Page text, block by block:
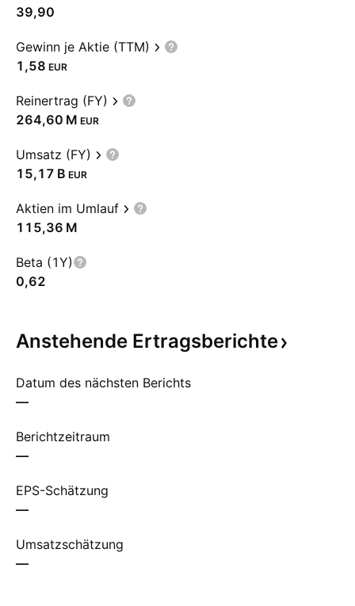
39,90
Gewinn je Aktie (TTM)
1,58 EUR
Reinertrag (FY)
‪264,60 M‬ EUR
Umsatz (FY)
‪15,17 B‬ EUR
Aktien im Umlauf
‪115,36 M‬
Beta (1Y)
0,62
Anstehende Ertragsberichte
Datum des nächsten Berichts
—
Berichtzeitraum
—
EPS-Schätzung
—
Umsatzschätzung
—